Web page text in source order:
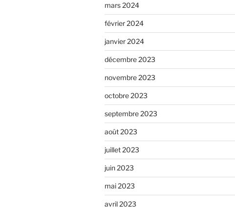
mars 2024
février 2024
janvier 2024
décembre 2023
novembre 2023
octobre 2023
septembre 2023
août 2023
juillet 2023
juin 2023
mai 2023
avril 2023